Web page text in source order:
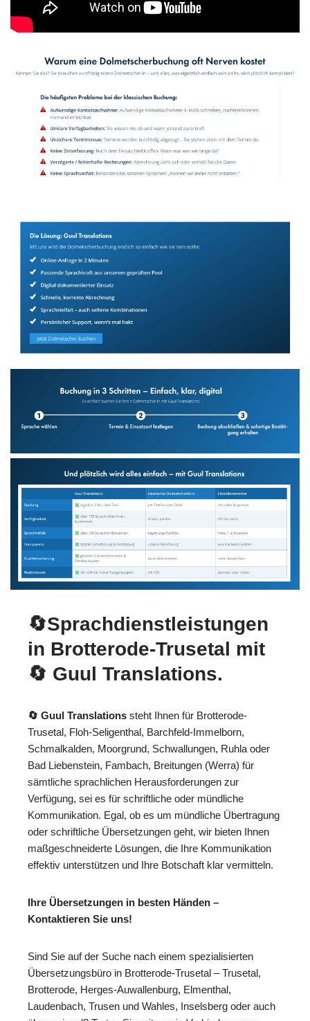
🔄Sprachdienstleistungen
in Brotterode-Trusetal mit
🔄 Guul Translations.
🔄 Guul Translations steht Ihnen für Brotterode-
Trusetal, Floh-Seligenthal, Barchfeld-Immelborn,
Schmalkalden, Moorgrund, Schwallungen, Ruhla oder
Bad Liebenstein, Fambach, Breitungen (Werra) für
sämtliche sprachlichen Herausforderungen zur
Verfügung, sei es für schriftliche oder mündliche
Kommunikation. Egal, ob es um mündliche Übertragung
oder schriftliche Übersetzungen geht, wir bieten Ihnen
maßgeschneiderte Lösungen, die Ihre Kommunikation
effektiv unterstützen und Ihre Botschaft klar vermitteln.
Ihre Übersetzungen in besten Händen –
Kontaktieren Sie uns!
Sind Sie auf der Suche nach einem spezialisierten
Übersetzungsbüro in Brotterode-Trusetal – Trusetal,
Brotterode, Herges-Auwallenburg, Elmenthal,
Laudenbach, Trusen und Wahles, Inselsberg oder auch